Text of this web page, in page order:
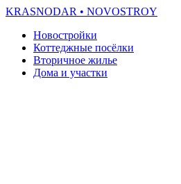
KRASNODAR • NOVOSTROY
Новостройки
Коттеджные посёлки
Вторичное жилье
Дома и участки